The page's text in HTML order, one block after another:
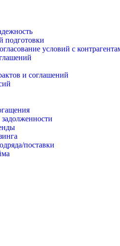
подготовки
условий с
и соглашений
поставки